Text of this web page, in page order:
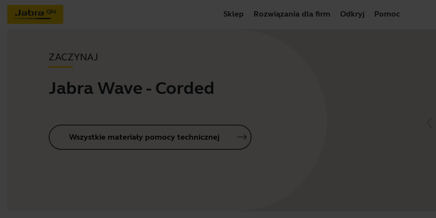
Sklep Rozwiązania dla firm Odkryj Pomoc
ZACZYNAJ
Jabra Wave - Corded
Wszystkie materiały pomocy technicznej